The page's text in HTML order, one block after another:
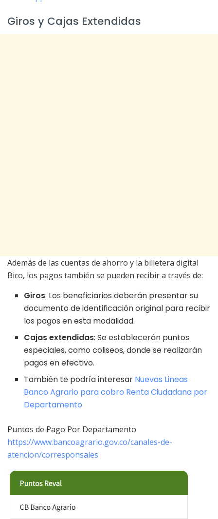
Giros y Cajas Extendidas
Además de las cuentas de ahorro y la billetera digital
Bico, los pagos también se pueden recibir a través de:
Giros: Los beneficiarios deberán presentar su
documento de identificación original para recibir
los pagos en esta modalidad.
Cajas extendidas: Se establecerán puntos
especiales, como coliseos, donde se realizarán
pagos en efectivo.
También te podría interesar Nuevas Lineas
Banco Agrario para cobro Renta Ciudadana por
Departamento
Puntos de Pago Por Departamento
https://www.bancoagrario.gov.co/canales-de-
atencion/corresponsales